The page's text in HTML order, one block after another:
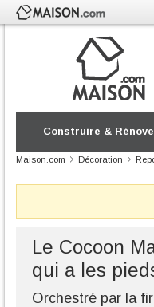
Construire &
Maison.com Décoration
Le Cocoon
qui a les
Orchestré par la